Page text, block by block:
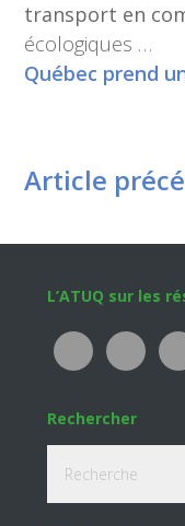
transport en
écologiques …
Québec prend
Article
Footer
L’ATUQ sur les
Rechercher